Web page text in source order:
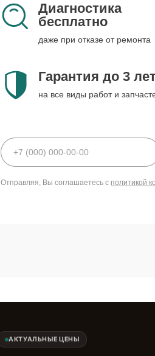
Диагностика
бесплатно
даже при отказе от ремонта
Гарантия до 3
на все виды работ и
Отправляя, Вы соглашаетесь с политикой
АКТУАЛЬНЫЕ ЦЕНЫ